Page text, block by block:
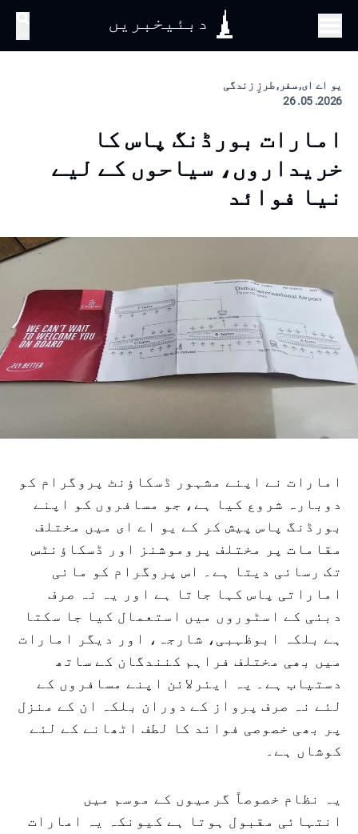
دبئیخبریں
یو اے ای, سفر, طرزِ زندگی
2026. 05. 26
امارات بورڈنگ پاس کا
خریداروں، سیاحوں کے لیے
نیا فوائد
امارات نے اپنے مشہور ڈسکاؤنٹ پروگرام کو
دوبارہ شروع کیا ہے، جو مسافروں کو اپنے
بورڈنگ پاس پیش کر کے یو اے ای میں مختلف
مقامات پر مختلف پروموشنز اور ڈسکاؤنٹس
تک رسائی دیتا ہے۔ اس پروگرام کو مائی
اماراتی پاس کہا جاتا ہے اور یہ نہ صرف
دبئی کے اسٹوروں میں استعمال کیا جا سکتا
ہے بلکہ ابوظہبی، شارجہ، اور دیگر امارات
میں بھی مختلف فراہم کنندگان کے ساتھ
دستیاب ہے۔ یہ ایئرلائن اپنے مسافروں کے
لئے نہ صرف پرواز کے دوران بلکہ ان کے منزل
پر بھی خصوصی فوائد کا لطف اٹھانے کے لئے
کوشاں ہے۔
یہ نظام خصوصاً گرمیوں کے موسم میں
انتہائی مقبول ہوتا ہے کیونکہ یہ امارات